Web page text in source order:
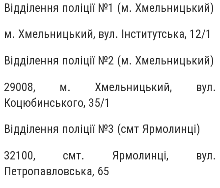
Відділення поліції №1 (м. Хмельницький)
м. Хмельницький, вул. Інститутська, 12/1
Відділення поліції №2 (м. Хмельницький)
29008, м. Хмельницький, вул.
Коцюбинського, 35/1
Відділення поліції №3 (смт Ярмолинці)
32100, смт. Ярмолинці, вул.
Петропавловська, 65